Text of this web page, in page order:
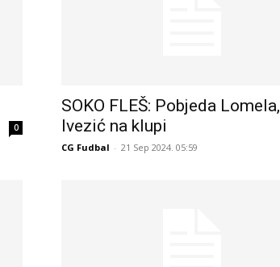
0
SOKO FLEŠ: Pobjeda Lomela,
Ivezić na klupi
CG Fudbal - 21 Sep 2024. 05:59